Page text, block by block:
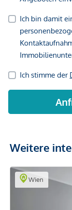
Weitere
Wien